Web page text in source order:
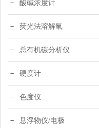
酸碱浓度计
荧光法溶解氧
总有机碳分析仪
硬度计
色度仪
悬浮物仪/电极